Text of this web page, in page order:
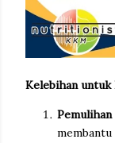
Kelebihan untuk
Pemulihan